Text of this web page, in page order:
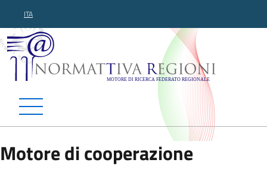
ITA
Normattiva Regioni -
Motore di cooperazione